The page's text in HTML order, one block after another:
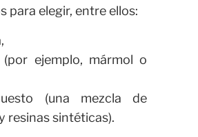
para elegir, entre ellos:
(por ejemplo, mármol o
(una mezcla de
resinas sintéticas).